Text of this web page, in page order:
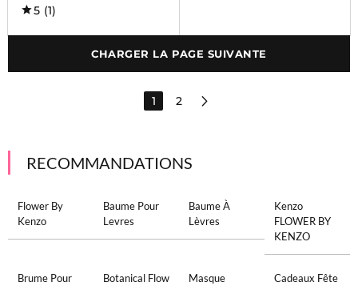
5 (1)
CHARGER LA PAGE SUIVANTE
1 2
RECOMMANDATIONS
Flower By
Kenzo
Baume Pour
Levres
Baume À
Lèvres
Kenzo
FLOWER BY
KENZO
Brume Pour
Botanical Flow
Masque
Cadeaux Fête